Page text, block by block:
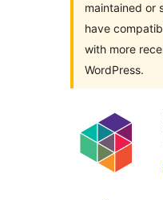
maintained or
have
with more
WordPress.